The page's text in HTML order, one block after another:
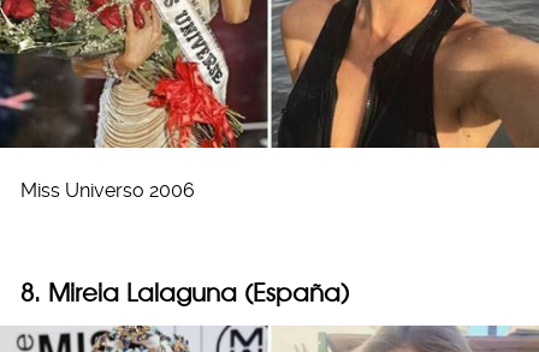
Miss Universo 2006
8. Mireia Lalaguna (España)